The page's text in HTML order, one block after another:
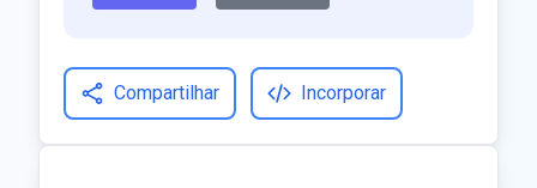
Compartilhar Incorporar